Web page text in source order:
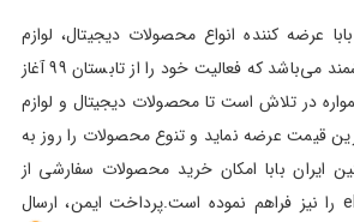
عرضه کننده انواع محصولات دیجیتال، لوازم
جانبی و گجت های هوشمند می‌باشد که فعالیت خود را از تابستان 99 آغاز
در تلاش است تا محصولات دیجیتال و لوازم
قیمت عرضه نماید و تنوع محصولات را روز به
ایران بابا امکان خرید محصولات سفارشی از
سایت Amazon و eBay را نیز فراهم نموده است.پرداخت ایمن، ارسال